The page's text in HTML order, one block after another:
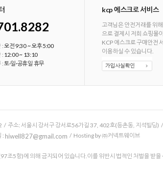
:오전 9:30 ~ 오후 5:00
:12:00 ~ 13:10
:토·일·공휴일 휴무
kcp 에스크로 서비스
고객님은 안전거래를 위
으로 결제시 저희 쇼핑몰
KCP 에스크로 구매안전
이용하실 수 있습니다.
소: 서울시 강서구 강서로56가길 37, 402호(등촌동, 지석빌딩
: hiwell827@gmail.com / Hosting by ㈜커넥트웨이브
조5항)에 의해 금지되어 있습니다.이를 위반시 법적인 처벌을 받을